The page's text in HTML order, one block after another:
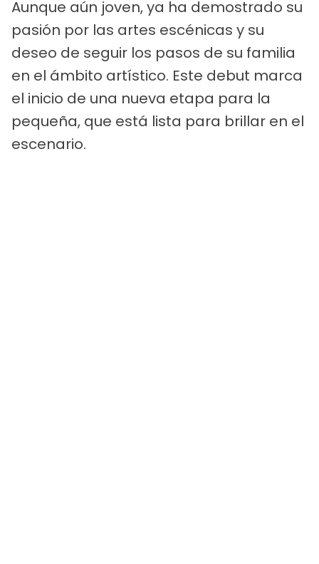
Aunque aún joven, ya ha demostrado su
pasión por las artes escénicas y su
deseo de seguir los pasos de su familia
en el ámbito artístico. Este debut marca
el inicio de una nueva etapa para la
pequeña, que está lista para brillar en el
escenario.